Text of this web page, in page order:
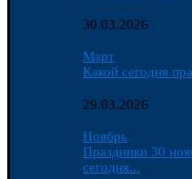
30.03.2026
Март
Какой сегодня
29.03.2026
Ноябрь
Праздники 30
сегодня...